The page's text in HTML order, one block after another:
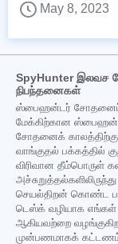
May 8, 2023
SpyHunter இலவச
நிபந்தனைகள்
ஸ்பைஹன்டர் சோதனைப்
மேக்கிற்கான
சோதனைக்
வாங்குதல் பக்கத்தில்
விரிவான தீம்பொருள்
செயல்திறன் கொண்ட
டெஸ்க் வழியாக எங்கள்
ஆகியவற்றை
முன்பணமாகக் கட்டணம்